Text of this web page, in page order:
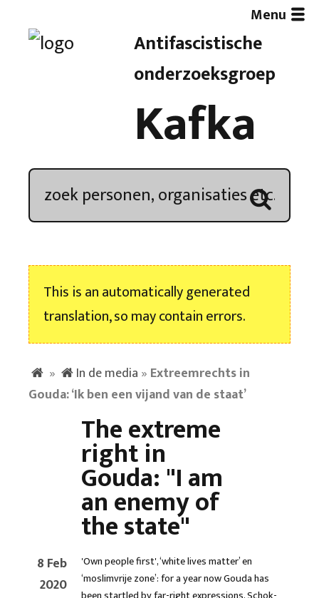
Antifascistische
onderzoeksgroep
Kafka
Menu
Artikelen
Demonstratieoverzicht
Kroniek
Nieuwsbrief
This is an automatically generated
translation, so may contain errors.
» In de media » Extreemrechts in
Gouda: ‘Ik ben een vijand van de staat’
The extreme
right in
Gouda: "I am
an enemy of
the state"
8 Feb
2020
'Own people first', ‘white lives matter’ en
‘moslimvrije zone’: for a year now Gouda has